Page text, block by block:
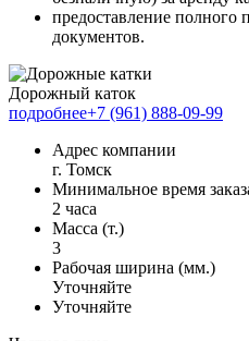
предоставление полного
документов.
Дорожный каток
подробнее+7 (961) 888-09-99
Адрес компании
г. Томск
Минимальное время
2 часа
Масса (т.)
3
Рабочая ширина (мм.)
Уточняйте
Уточняйте